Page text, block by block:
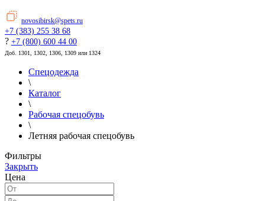
novosibirsk@spets.ru
+7 (383) 255 38 68
? +7 (800) 600 44 00
Доб. 1301, 1302, 1306, 1309 или 1324
Спецодежда
\
Каталог
\
Рабочая спецобувь
\
Летняя рабочая спецобувь
Фильтры
Закрыть
Цена